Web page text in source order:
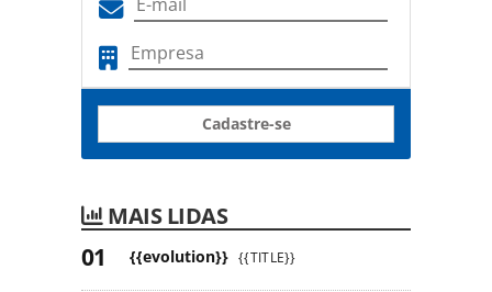
Cadastre-se
MAIS LIDAS
{{evolution}} {{TITLE}}